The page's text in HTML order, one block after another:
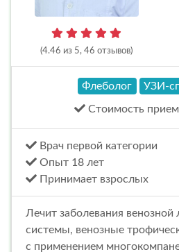
(4.46 из 5, 46 отзывов)
Флеболог УЗИ-
Стоимость
Врач первой категории
Опыт 18 лет
Принимает взрослых
Лечит заболевания венозной
системы, венозные
с применением